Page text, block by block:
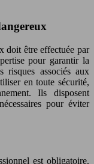
doit être effectuée par
pour garantir la
risques associés aux
en toute sécurité,
Ils disposent
pour éviter
est obligatoire.